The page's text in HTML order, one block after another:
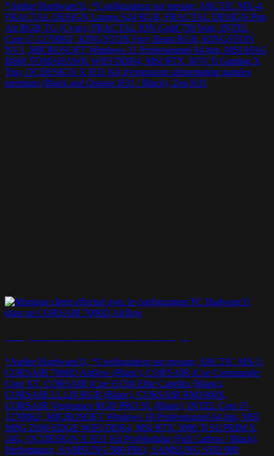
*Atelier Hardware31, *Configurateur sur mesure, ARCTIC MX-4,
FRACTAL DESIGN Lumen S24 RGB, FRACTAL DESIGN Pop
Air RGB TG (Cyan), FRACTAL ION Gold 750 Watt, INTEL
Core i7-12700KF, KINGSTON Fury Beast RGB, KINGSTON
NV1, MICROSOFT Windows 11 Professionnel 64 bits, MSI MAG
B660 TOMAHAWK WIFI DDR4, MSI RTX 3070 Ti Gaming X
Trio, OCDESIGN X H31 Kit d'extensions alimentation gainées
premium (Black and Orange H31 / Black), Zen H31
*Atelier Hardware31, *Configurateur sur mesure, ARCTIC MX-5,
CORSAIR 7000D Airflow (Blanc), CORSAIR iCue Commander
Core XT, CORSAIR iCue H150i Elite Capellix (Blanc),
CORSAIR LL120 RGB (Blanc), CORSAIR RM1000X,
CORSAIR Vengeance RGB PRO SL (Blanc), INTEL Core i7-
12700KF, MICROSOFT Windows 10 Professionnel 64 bits, MSI
MPG Z690 EDGE WIFI DDR4, MSI RTX 3090 Ti SUPRIM X
24G, OCDESIGN X H31 Kit ProModular (Full Carbon / Black),
Performance, SAMSUNG 980 PRO, SAMSUNG SSD 980